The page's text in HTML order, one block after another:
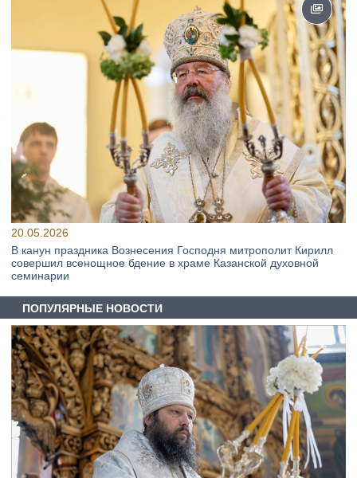
20.05.2026
В канун праздника Вознесения Господня митрополит Кирилл
совершил всенощное бдение в храме Казанской духовной
семинарии
ПОПУЛЯРНЫЕ НОВОСТИ